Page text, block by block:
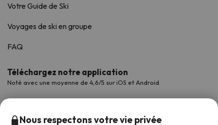
Votre Guide de Ski
Voyages de ski en groupe
FAQ
Téléchargez notre application
Noté avec une moyenne de 4,6/5 sur iOS et Android.
Nous respectons votre vie privée